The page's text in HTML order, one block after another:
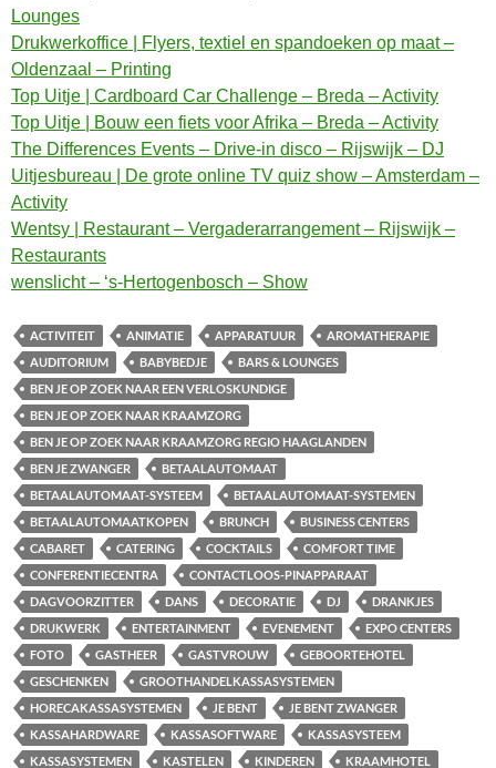
Lounges
Drukwerkoffice | Flyers, textiel en spandoeken op maat –
Oldenzaal – Printing
Top Uitje | Cardboard Car Challenge – Breda – Activity
Top Uitje | Bouw een fiets voor Afrika – Breda – Activity
The Differences Events – Drive-in disco – Rijswijk – DJ
Uitjesbureau | De grote online TV quiz show – Amsterdam –
Activity
Wentsy | Restaurant – Vergaderarrangement – Rijswijk –
Restaurants
wenslicht – ‘s-Hertogenbosch – Show
ACTIVITEIT ANIMATIE APPARATUUR
AROMATHERAPIE
AUDITORIUM
BABYBEDJE
BARS & LOUNGES
BEN JE OP ZOEK NAAR EEN VERLOSKUNDIGE
BEN JE OP ZOEK NAAR KRAAMZORG
BEN JE OP ZOEK NAAR KRAAMZORG REGIO HAAGLANDEN
BEN JE ZWANGER
BETAALAUTOMAAT
BETAALAUTOMAAT-SYSTEEM
BETAALAUTOMAAT-SYSTEMEN
BETAALAUTOMAATKOPEN
BRUNCH
BUSINESS CENTERS
CABARET
CATERING COCKTAILS
COMFORT TIME
CONFERENTIECENTRA
CONTACTLOOS-PINAPPARAAT
DAGVOORZITTER
DANS DECORATIE DJ
DRANKJES
DRUKWERK
ENTERTAINMENT EVENEMENT
EXPO CENTERS
FOTO
GASTHEER GASTVROUW
GEBOORTEHOTEL
GESCHENKEN
GROOTHANDELKASSASYSTEMEN
HORECAKASSASYSTEMEN
JE BENT
JE BENT ZWANGER
KASSAHARDWARE
KASSASOFTWARE
KASSASYSTEEM
KASSASYSTEMEN
KASTELEN KINDEREN
KRAAMHOTEL